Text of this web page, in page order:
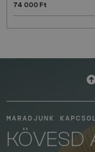
74 000 Ft
MARADJUNK
KÖVESD